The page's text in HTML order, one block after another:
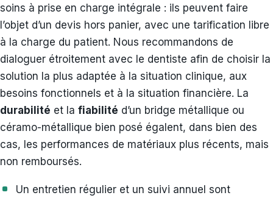
soins à prise en charge intégrale : ils peuvent faire
l’objet d’un devis hors panier, avec une tarification libre
à la charge du patient. Nous recommandons de
dialoguer étroitement avec le dentiste afin de choisir la
solution la plus adaptée à la situation clinique, aux
besoins fonctionnels et à la situation financière. La
durabilité et la fiabilité d’un bridge métallique ou
céramo-métallique bien posé égalent, dans bien des
cas, les performances de matériaux plus récents, mais
non remboursés.
Un entretien régulier et un suivi annuel sont